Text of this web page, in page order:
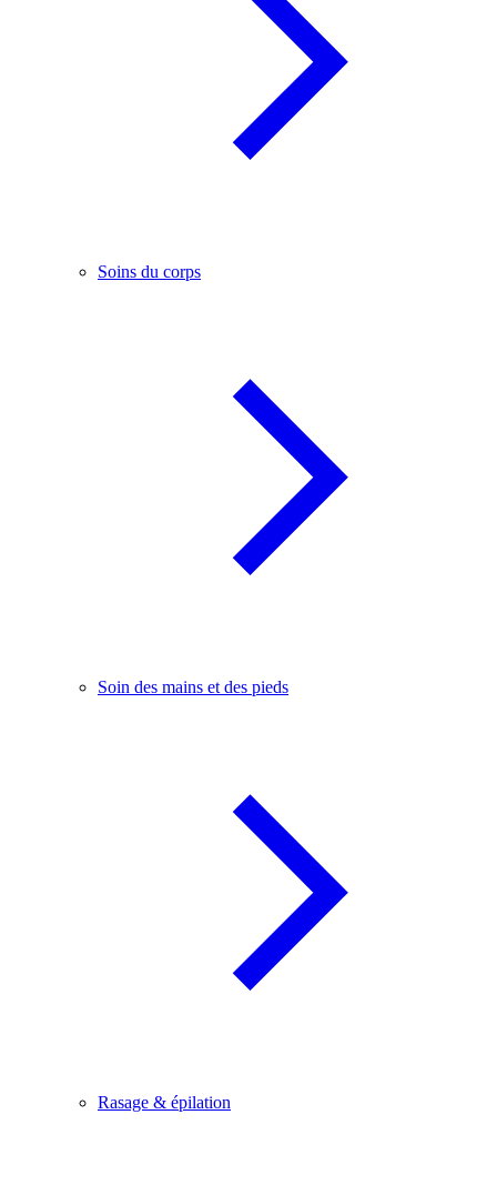
Soins du corps
Soin des mains et des pieds
Rasage & épilation